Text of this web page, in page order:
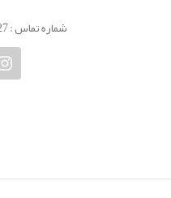
شماره تماس : 09337748827